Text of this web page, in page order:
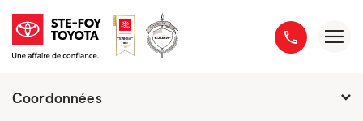
Coordonnées